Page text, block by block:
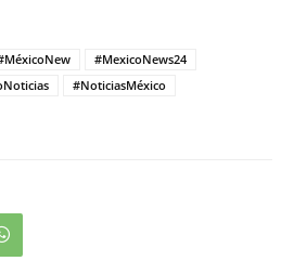
#MexicoNews24
#NoticiasMéxico